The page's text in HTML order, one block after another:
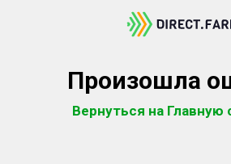
Произошла
Вернуться на Главную